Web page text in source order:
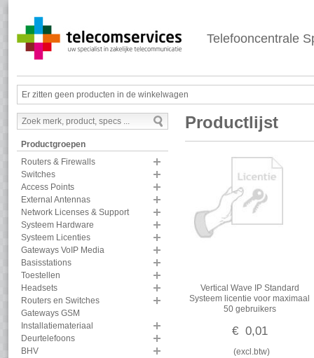
Telefooncentrale
Er zitten geen producten in de winkelwagen
Productgroepen
Routers & Firewalls
Switches
Access Points
External Antennas
Network Licenses & Support
Systeem Hardware
Systeem Licenties
Gateways VoIP Media
Basisstations
Toestellen
Headsets
Routers en Switches
Gateways GSM
Installatiemateriaal
Deurtelefoons
BHV
Productlijst
Vertical Wave IP Standard
Systeem licentie voor maximaal
50 gebruikers
€ 0,01
(excl.btw)